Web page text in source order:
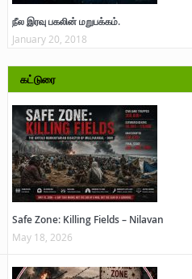
நீல இரவு பகலின் மறுபக்கம்.
January 20, 2018
கட்டுரை
Safe Zone: Killing Fields – Nilavan
May 18, 2026